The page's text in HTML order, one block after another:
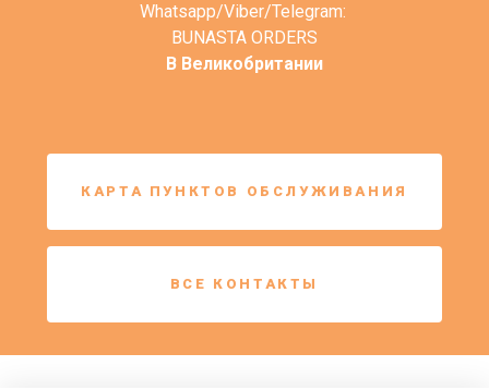
Whatsapp/Viber/Telegram:
BUNASTA ORDERS
В Великобритании
КАРТА ПУНКТОВ ОБСЛУЖИВАНИЯ
ВСЕ КОНТАКТЫ